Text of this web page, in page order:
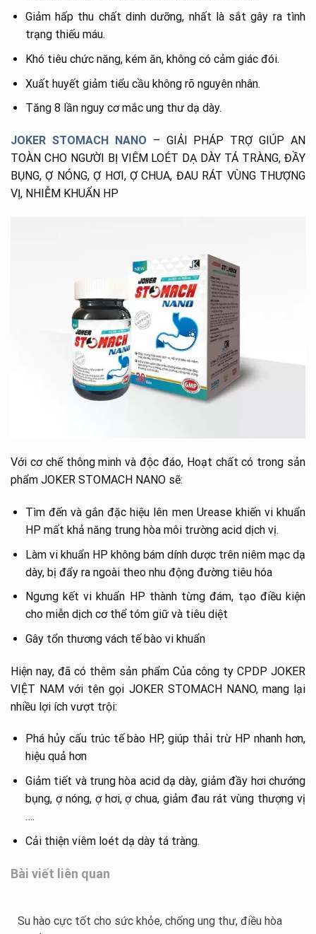
Giảm hấp thu chất dinh dưỡng, nhất là sắt gây ra tình
trạng thiếu máu.
Khó tiêu chức năng, kém ăn, không có cảm giác đói.
Xuất huyết giảm tiểu cầu không rõ nguyên nhân.
Tăng 8 lần nguy cơ mắc ung thư dạ dày.
JOKER STOMACH NANO – GIẢI PHÁP TRỢ GIÚP AN
TOÀN CHO NGƯỜI BỊ VIÊM LOÉT DẠ DÀY TÁ TRÀNG, ĐẦY
BỤNG, Ợ NÓNG, Ợ HƠI, Ợ CHUA, ĐAU RÁT VÙNG THƯỢNG
VỊ, NHIỄM KHUẨN HP
Với cơ chế thông minh và độc đáo, Hoạt chất có trong sản
phẩm JOKER STOMACH NANO sẽ:
Tìm đến và gắn đặc hiệu lên men Urease khiến vi khuẩn
HP mất khả năng trung hòa môi trường acid dịch vị.
Làm vi khuẩn HP không bám dính dược trên niêm mạc dạ
dày, bị đẩy ra ngoài theo nhu động đường tiêu hóa
Ngưng kết vi khuẩn HP thành từng đám, tạo điều kiện
cho miễn dịch cơ thể tóm giữ và tiêu diệt
Gây tổn thương vách tế bào vi khuẩn
Hiện nay, đã có thêm sản phẩm Của công ty CPDP JOKER
VIỆT NAM với tên gọi JOKER STOMACH NANO, mang lại
nhiều lợi ích vượt trội:
Phá hủy cấu trúc tế bào HP, giúp thải trừ HP nhanh hơn,
hiệu quả hơn
Giảm tiết và trung hòa acid dạ dày, giảm đầy hơi chướng
bụng, ợ nóng, ợ hơi, ợ chua, giảm đau rát vùng thượng vị
….
Cải thiện viêm loét dạ dày tá tràng.
Bài viết liên quan
Su hào cực tốt cho sức khỏe, chống ung thư, điều hòa